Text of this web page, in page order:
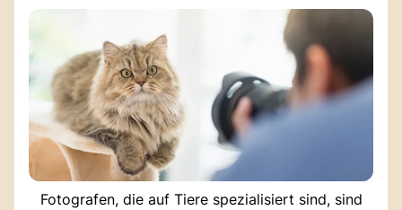
Fotografen, die auf Tiere spezialisiert sind, sind